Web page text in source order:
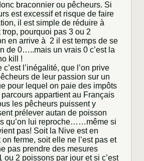
braconnier ou pêcheurs. Si
est excessif et risque de faire
il est simple de réduire à
pourquoi pas 3 ou 2
en arrive à 2 il est temps de se
de 0…..mais un vrais 0 c’est la
kill !
l’inégalité, que l’on prive
de leur passion sur un
pour lequel on paie des impôts
appartient au Français
les pêcheurs puissent y
prélever autan de poisson
qu’on lui reproche……même si
pas! Soit la Nive est en
ferme, soit elle ne l’est pas et
pas prendre des mesures
ou 2 poissons par jour et si c’est